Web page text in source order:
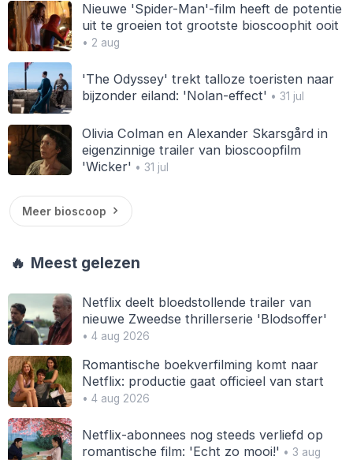
Nieuwe 'Spider-Man'-film heeft de potentie
uit te groeien tot grootste bioscoophit ooit
• 2 aug
'The Odyssey' trekt talloze toeristen naar
bijzonder eiland: 'Nolan-effect' • 31 jul
Olivia Colman en Alexander Skarsgård in
eigenzinnige trailer van bioscoopfilm
'Wicker' • 31 jul
Meer bioscoop
🔥 Meest gelezen
Netflix deelt bloedstollende trailer van
nieuwe Zweedse thrillerserie 'Blodsoffer'
• 4 aug 2026
Romantische boekverfilming komt naar
Netflix: productie gaat officieel van start
• 4 aug 2026
Netflix-abonnees nog steeds verliefd op
romantische film: 'Echt zo mooi!' • 3 aug